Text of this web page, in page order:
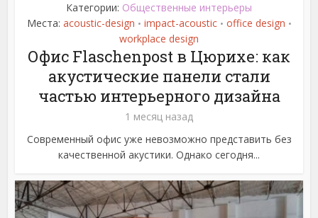
Категории: Общественные интерьеры
Места: acoustic-design • impact-acoustic • office design •
workplace design
Офис Flaschenpost в Цюрихе: как
акустические панели стали
частью интерьерного дизайна
1 месяц назад
Современный офис уже невозможно представить без
качественной акустики. Однако сегодня...